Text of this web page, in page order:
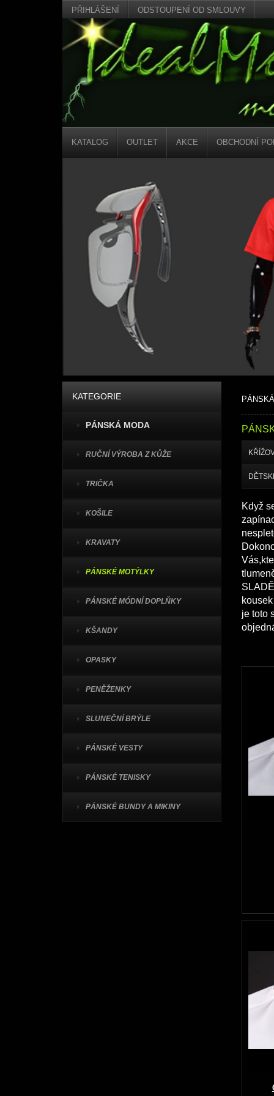
PŘIHLÁŠENÍ ODSTOUPENÍ OD SMLOUVY
KATALOG OUTLET AKCE OBCHODNÍ
KATEGORIE
PÁNSKÁ MODA
RUČNÍ VÝROBA Z KŮŽE
TRIČKA
KOŠILE
KRAVATY
PÁNSKÉ MOTÝLKY
PÁNSKÉ MÓDNÍ DOPLŇKY
KŠANDY
OPASKY
PENĚŽENKY
SLUNEČNÍ BRÝLE
PÁNSKÉ VESTY
PÁNSKÉ TENISKY
PÁNSKÉ BUNDY A MIKINY
Když
je toto